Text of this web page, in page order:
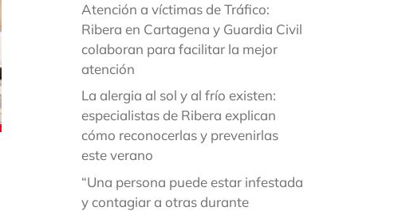
Atención a víctimas de Tráfico:
Ribera en Cartagena y Guardia Civil
colaboran para facilitar la mejor
atención
La alergia al sol y al frío existen:
especialistas de Ribera explican
cómo reconocerlas y prevenirlas
este verano
“Una persona puede estar infestada
y contagiar a otras durante